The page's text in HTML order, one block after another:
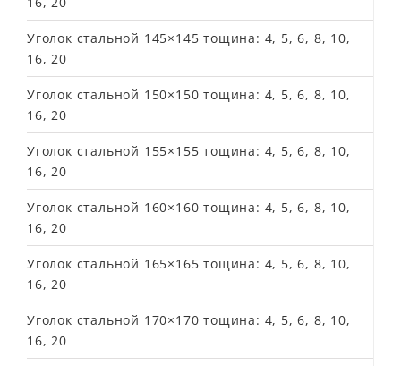
Уголок стальной 145×145 тощина: 4, 5, 6, 8, 10,
16, 20
Уголок стальной 150×150 тощина: 4, 5, 6, 8, 10,
16, 20
Уголок стальной 155×155 тощина: 4, 5, 6, 8, 10,
16, 20
Уголок стальной 160×160 тощина: 4, 5, 6, 8, 10,
16, 20
Уголок стальной 165×165 тощина: 4, 5, 6, 8, 10,
16, 20
Уголок стальной 170×170 тощина: 4, 5, 6, 8, 10,
16, 20